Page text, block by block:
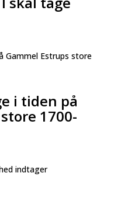
i tiden på
1700-